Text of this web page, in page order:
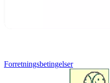
Forretningsbetingelser